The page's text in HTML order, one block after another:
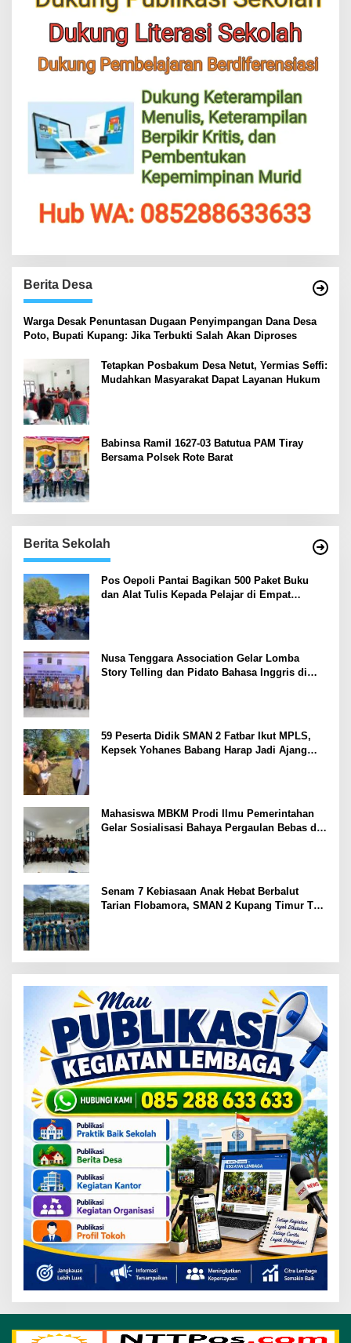
Berita Desa
‎Warga Desak Penuntasan Dugaan Penyimpangan Dana Desa
Poto, Bupati Kupang: Jika Terbukti Salah Akan Diproses
Tetapkan Posbakum Desa Netut, Yermias Seffi:
Mudahkan Masyarakat Dapat Layanan Hukum
Babinsa Ramil 1627-03 Batutua PAM Tiray
Bersama Polsek Rote Barat
Berita Sekolah
Pos Oepoli Pantai Bagikan 500 Paket Buku
dan Alat Tulis Kepada Pelajar di Empat
Nusa Tenggara Association Gelar Lomba
Story Telling dan Pidato Bahasa Inggris di
59 Peserta Didik SMAN 2 Fatbar Ikut MPLS,
Kepsek Yohanes Babang Harap Jadi Ajang
Mahasiswa MBKM Prodi Ilmu Pemerintahan
Gelar Sosialisasi Bahaya Pergaulan Bebas di
Senam 7 Kebiasaan Anak Hebat Berbalut
Tarian Flobamora, SMAN 2 Kupang Timur Tuai